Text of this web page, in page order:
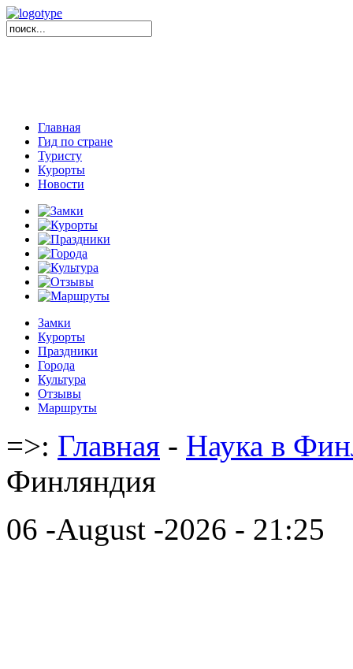
Главная
Гид по стране
Туристу
Курорты
Новости
Замки
Курорты
Праздники
Города
Культура
Отзывы
Маршруты
=>: Главная - Наука в
Финляндия
06 -August -2026 - 21:25